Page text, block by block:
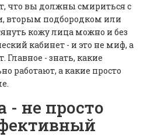
что вы должны смириться с
подбородком или
кожу лица можно и без
кабинет - и это не миф, а
Главное - знать, какие
работают, а какие просто
- не просто